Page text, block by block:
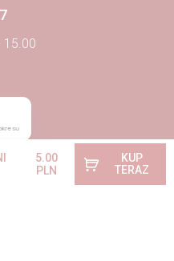
5.00
PLN
KUP
TERAZ
15.00